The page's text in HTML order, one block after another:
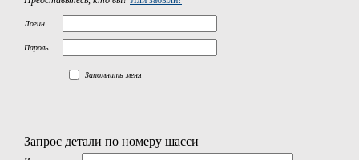
Логин
Пароль
Запомнить меня
Запрос детали по номеру шасси